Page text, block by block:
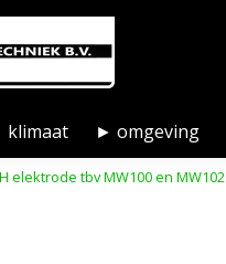
klimaat ► omgeving
elektrode tbv MW100 en MW102